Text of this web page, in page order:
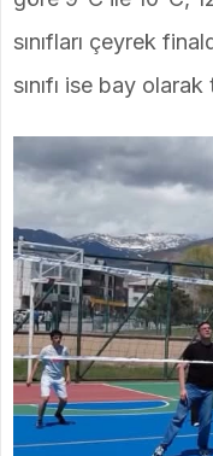
sınıfları çeyrek
sınıfı ise bay olarak